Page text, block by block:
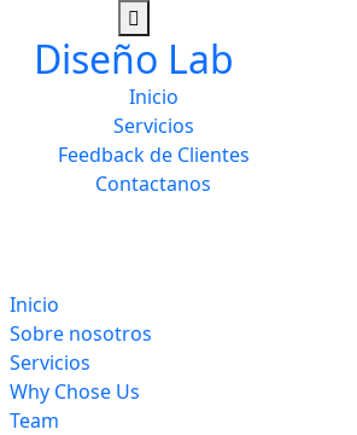
Diseño Lab
Inicio
Servicios
Feedback de Clientes
Contactanos
Inicio
Sobre nosotros
Servicios
Why Chose Us
Team